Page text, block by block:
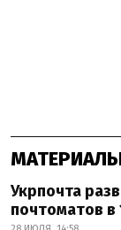
Укрпочта
почтоматов в